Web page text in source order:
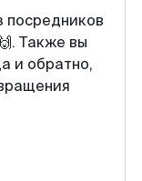
посредников
Также вы
и обратно,